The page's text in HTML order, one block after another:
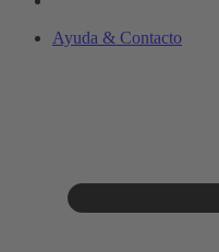
Ayuda & Contacto